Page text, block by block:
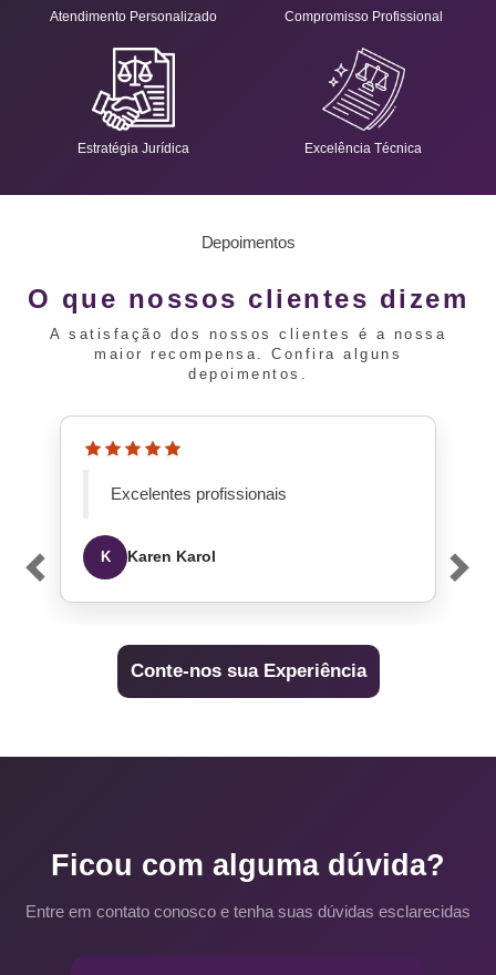
Atendimento Personalizado Compromisso Profissional
Estratégia Jurídica Excelência Técnica
Depoimentos
O que nossos clientes dizem
A satisfação dos nossos clientes é a nossa
maior recompensa. Confira alguns
depoimentos.
Excelentes profissionais
K Karen Karol
Previous
Conte-nos sua Experiência
Ficou com alguma dúvida?
Entre em contato conosco e tenha suas dúvidas esclarecidas